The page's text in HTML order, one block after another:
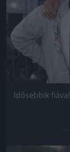
Idősebbik fiával